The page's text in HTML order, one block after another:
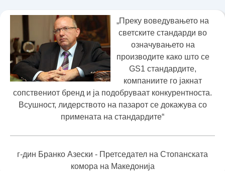
„Преку воведувањето на
светските стандарди во
означувањето на
производите како што се
GS1 стандардите,
компаниите го јакнат
сопствениот бренд и ја подобруваат конкурентноста.
Всушност, лидерството на пазарот се докажува со
примената на стандардите“
г-дин Бранко Азески - Претседател на Стопанската
комора на Македонија